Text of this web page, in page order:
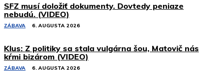
SFZ musí doložiť dokumenty. Dovtedy peniaze
nebudú. (VIDEO)
ZÁBAVA 6. AUGUSTA 2026
Klus: Z politiky sa stala vulgárna šou, Matovič nás
kŕmi bizárom (VIDEO)
ZÁBAVA 6. AUGUSTA 2026